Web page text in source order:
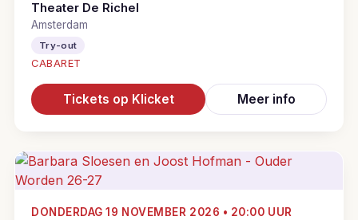
Theater De Richel
Amsterdam
Try-out
CABARET
Tickets op Klicket Meer info
DONDERDAG 19 NOVEMBER 2026 • 20:00 UUR